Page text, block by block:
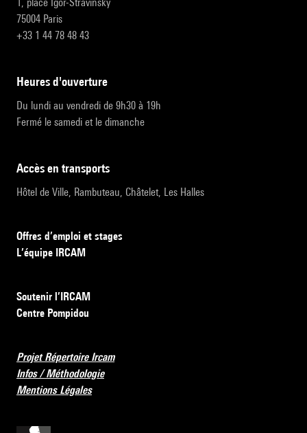
75004 Paris
+33 1 44 78 48 43
heures d'ouverture
Du lundi au vendredi de 9h30 à 19h
Fermé le samedi et le dimanche
accès en transports
Hôtel de Ville, Rambuteau, Châtelet, Les Halles
Offres d’emploi et stages
L’équipe IRCAM
Soutenir l’IRCAM
Centre Pompidou
Projet Répertoire Ircam
Infos / Méthodologie
Mentions Légales